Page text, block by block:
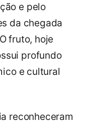
e pelo
da chegada
fruto, hoje
profundo
e cultural
reconheceram